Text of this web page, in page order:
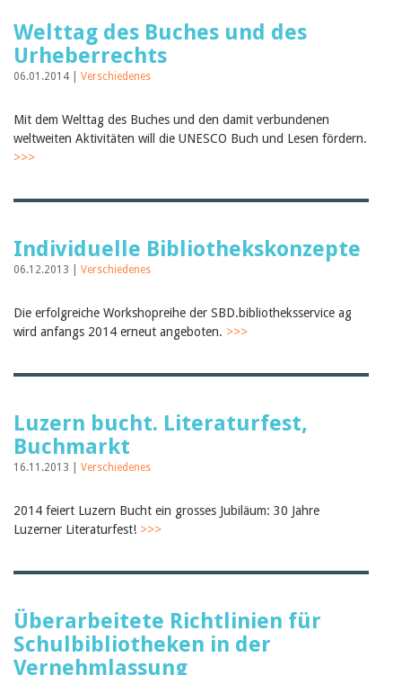
Welttag des Buches und des
Urheberrechts
06.01.2014 | Verschiedenes
Mit dem Welttag des Buches und den damit verbundenen
weltweiten Aktivitäten will die UNESCO Buch und Lesen fördern.
>>>
Individuelle Bibliothekskonzepte
06.12.2013 | Verschiedenes
Die erfolgreiche Workshopreihe der SBD.bibliotheksservice ag
wird anfangs 2014 erneut angeboten. >>>
Luzern bucht. Literaturfest,
Buchmarkt
16.11.2013 | Verschiedenes
2014 feiert Luzern Bucht ein grosses Jubiläum: 30 Jahre
Luzerner Literaturfest! >>>
Überarbeitete Richtlinien für
Schulbibliotheken in der
Vernehmlassung